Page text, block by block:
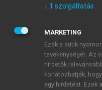
JELSZÓ
JELSZÓ ÚJRA
↓ 1 szolgáltatás
MARKETING
Ezek a sütik
tevékenységét. Az
hirdetők
korlátozhatják,
egy hirdetést. Ezek